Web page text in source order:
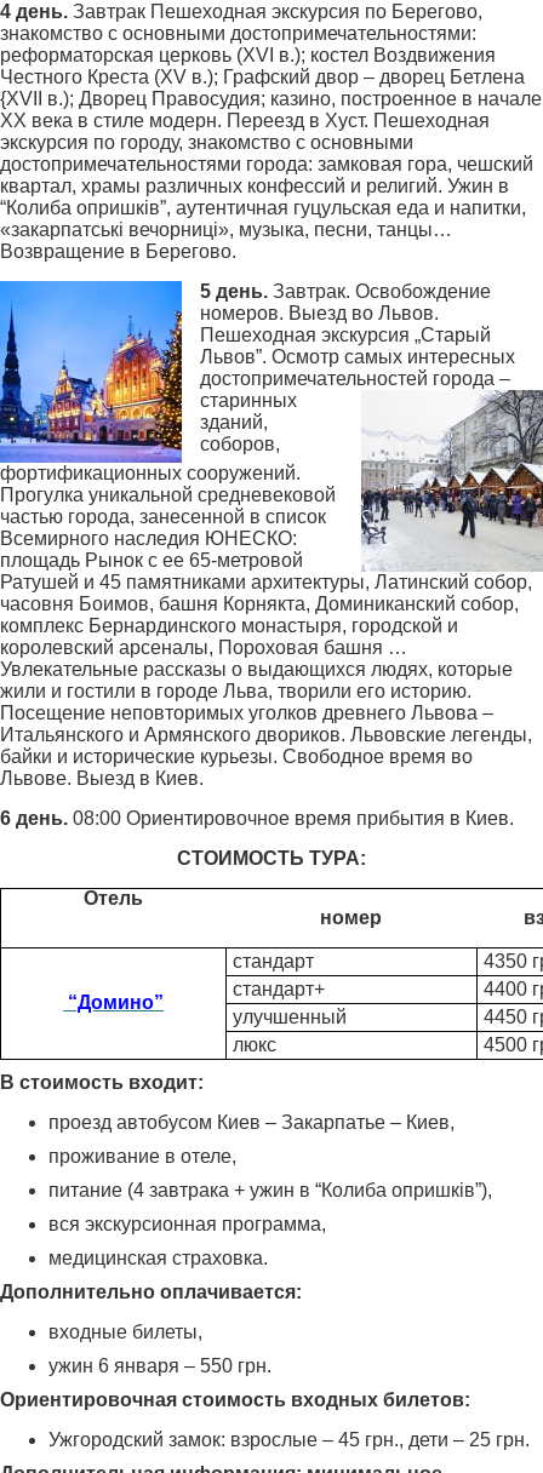
4 день. Завтрак Пешеходная экскурсия по Берегово,
знакомство с основными достопримечательностями:
реформаторская церковь (XVI в.); костел Воздвижения
Честного Креста (XV в.); Графский двор – дворец Бетлена
{XVII в.); Дворец Правосудия; казино, построенное в начале
ХХ века в стиле модерн. Переезд в Хуст. Пешеходная
экскурсия по городу, знакомство с основными
достопримечательностями города: замковая гора, чешский
квартал, храмы различных конфессий и религий. Ужин в
“Колиба опришків”, аутентичная гуцульская еда и напитки,
«закарпатські вечорниці», музыка, песни, танцы…
Возвращение в Берегово.
5 день. Завтрак. Освобождение
номеров. Выезд во Львов.
Пешеходная экскурсия „Старый
Львов”. Осмотр самых интересных
достопримечательностей города –
старинных
зданий,
соборов,
фортификационных сооружений.
Прогулка уникальной средневековой
частью города, занесенной в список
Всемирного наследия ЮНЕСКО:
площадь Рынок с ее 65-метровой
Ратушей и 45 памятниками архитектуры, Латинский собор,
часовня Боимов, башня Корнякта, Доминиканский собор,
комплекс Бернардинского монастыря, городской и
королевский арсеналы, Пороховая башня …
Увлекательные рассказы о выдающихся людях, которые
жили и гостили в городе Льва, творили его историю.
Посещение неповторимых уголков древнего Львова –
Итальянского и Армянского двориков. Львовские легенды,
байки и исторические курьезы. Свободное время во
Львове. Выезд в Киев.
6 день. 08:00 Ориентировочное время прибытия в Киев.
СТОИМОСТЬ ТУРА:
Отель
номер
“Домино”
стандарт
4350
стандарт+
4400
улучшенный
4450
люкс
4500
В стоимость входит:
проезд автобусом Киев – Закарпатье – Киев,
проживание в отеле,
питание (4 завтрака + ужин в “Колиба опришків”),
вся экскурсионная программа,
медицинская страховка.
Дополнительно оплачивается:
входные билеты,
ужин 6 января – 550 грн.
Ориентировочная стоимость входных билетов:
Ужгородский замок: взрослые – 45 грн., дети – 25 грн.